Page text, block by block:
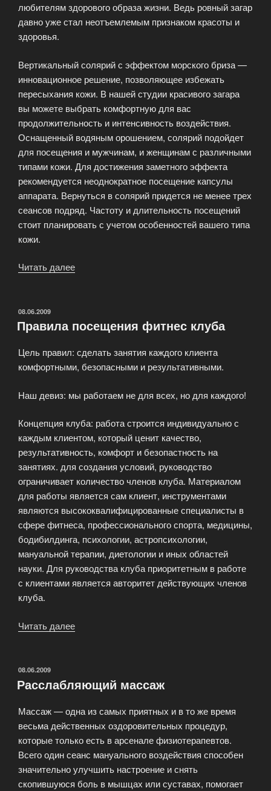
любителям здорового образа жизни. Ведь ровный загар
давно уже стал неотъемлемым признаком красоты и
здоровья.
Вертикальный солярий с эффектом морского бриза —
инновационное решение, позволяющее избежать
пересыхания кожи. В нашей студии красивого загара
вы можете выбрать комфортную для вас
продолжительность и интенсивность воздействия.
Оснащенный водяным орошением, солярий подойдет
для посещения и мужчинам, и женщинам с различными
типами кожи. Для достижения заметного эффекта
рекомендуется неоднократное посещение капсулы
аппарата. Вернуться в солярий придется не менее трех
сеансов подряд. Частоту и длительность посещений
стоит планировать с учетом особенностей вашего типа
кожи.
Читать далее
ОПУБЛИКОВАНО
08.06.2009
Правила посещения фитнес клуба
Цель правил: сделать занятия каждого клиента
комфортными, безопасными и результативными.
Наш девиз: мы работаем не для всех, но для каждого!
Концепция клуба: работа строится индивидуально с
каждым клиентом, который ценит качество,
результативность, комфорт и безопастность на
занятиях. для создания условий, руководство
ограничивает количество членов клуба. Материалом
для работы является сам клиент, инструментами
являются высококвалифицированные специалисты в
сфере фитнеса, профессионального спорта, медицины,
бодибилдинга, психологии, астропсихологии,
мануальной терапии, диетологии и иных областей
науки. Для руководства клуба приоритетным в работе
с клиентами является авторитет действующих членов
клуба.
Читать далее
ОПУБЛИКОВАНО
08.06.2009
Расслабляющий массаж
Массаж — одна из самых приятных и в то же время
весьма действенных оздоровительных процедур,
которые только есть в арсенале физиотерапевтов.
Всего один сеанс мануального воздействия способен
значительно улучшить настроение и снять
скопившуюся боль в мышцах или суставах, помогает